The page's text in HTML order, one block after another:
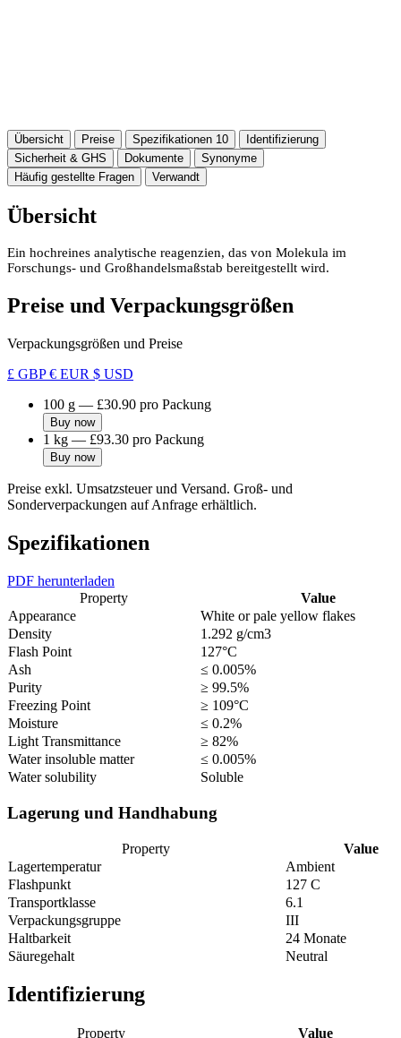
Übersicht Preise Spezifikationen 10
Identifizierung
Sicherheit & GHS
Dokumente
Synonyme
Häufig gestellte Fragen
Verwandt
Übersicht
Ein hochreines analytische reagenzien, das von Molekula im
Forschungs- und Großhandelsmaßstab bereitgestellt wird.
Preise und Verpackungsgrößen
Verpackungsgrößen und Preise
£ GBP€ EUR $ USD
100 g — £30.90 pro Packung
Buy now
1 kg — £93.30 pro Packung
Buy now
Preise exkl. Umsatzsteuer und Versand. Groß- und
Sonderverpackungen auf Anfrage erhältlich.
Spezifikationen
PDF herunterladen
Property
Value
Appearance
White or pale yellow flakes
Density
1.292 g/cm3
Flash Point
127°C
Ash
≤ 0.005%
Purity
≥ 99.5%
Freezing Point
≥ 109°C
Moisture
≤ 0.2%
Light Transmittance
≥ 82%
Water insoluble matter
≤ 0.005%
Water solubility
Soluble
Lagerung und Handhabung
Property
Value
Lagertemperatur
Ambient
Flashpunkt
127 C
Transportklasse
6.1
Verpackungsgruppe
III
Haltbarkeit
24 Monate
Säuregehalt
Neutral
Identifizierung
Property Value